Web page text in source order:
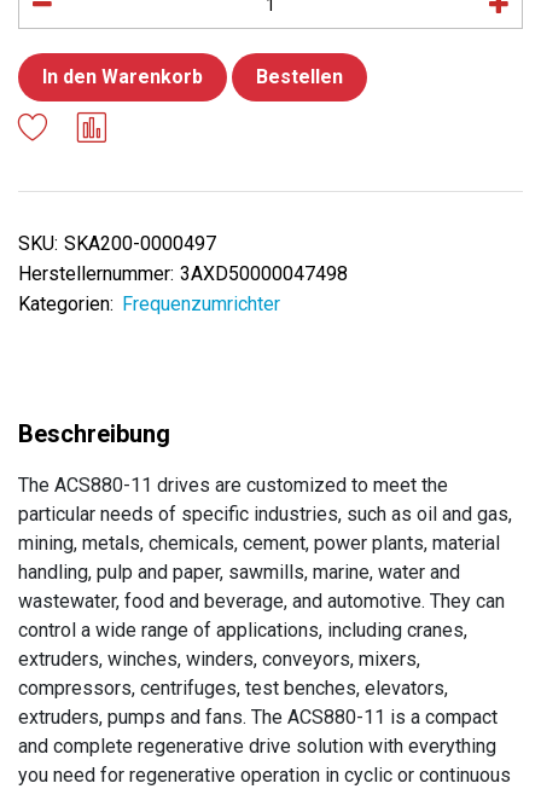
In den Warenkorb Bestellen
SKU: SKA200-0000497
Herstellernummer: 3AXD50000047498
Kategorien: Frequenzumrichter
The ACS880-11 drives are customized to meet the
particular needs of specific industries, such as oil and gas,
mining, metals, chemicals, cement, power plants, material
handling, pulp and paper, sawmills, marine, water and
wastewater, food and beverage, and automotive. They can
control a wide range of applications, including cranes,
extruders, winches, winders, conveyors, mixers,
compressors, centrifuges, test benches, elevators,
extruders, pumps and fans. The ACS880-11 is a compact
and complete regenerative drive solution with everything
you need for regenerative operation in cyclic or continuous